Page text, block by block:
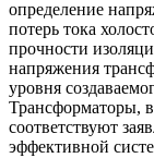
определение
потерь тока
прочности
напряжения
уровня
Трансформаторы,
соответствуют
эффективной